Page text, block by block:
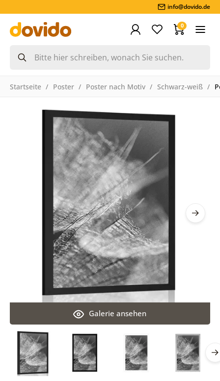
info@dovido.de
0
Startseite Poster Poster nach Motiv Schwarz-weiß
Galerie ansehen